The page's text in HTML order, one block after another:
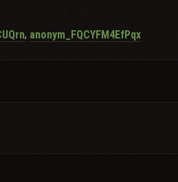
, anonym_FQCYFM4EfPqx